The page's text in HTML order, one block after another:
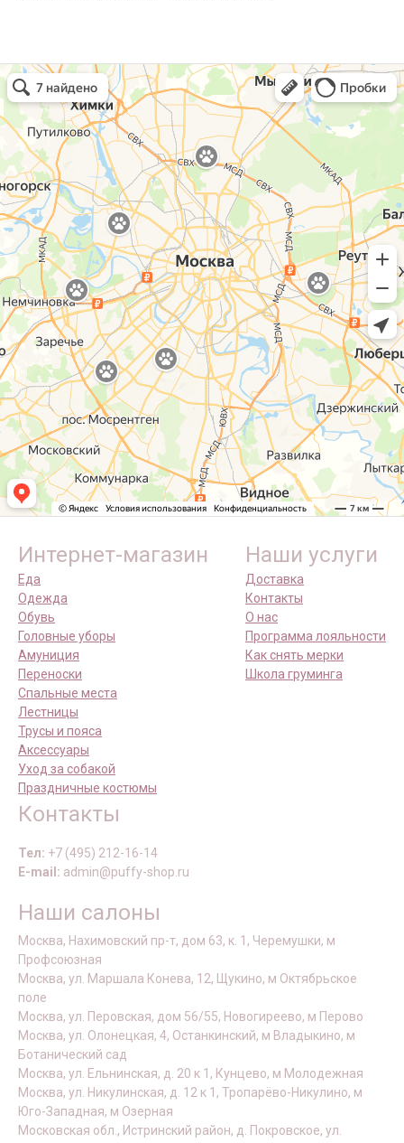
Интернет-магазин
Еда
Одежда
Обувь
Головные уборы
Амуниция
Переноски
Спальные места
Лестницы
Трусы и пояса
Аксессуары
Уход за собакой
Праздничные костюмы
Наши услуги
Доставка
Контакты
О нас
Программа лояльности
Как снять мерки
Школа груминга
Контакты
Тел: +7 (495) 212-16-14
E-mail: admin@puffy-shop.ru
Наши салоны
Москва, Нахимовский пр-т, дом 63, к. 1, Черемушки, м
Профсоюзная
Москва, ул. Маршала Конева, 12, Щукино, м Октябрьское
поле
Москва, ул. Перовская, дом 56/55, Новогиреево, м Перово
Москва, ул. Олонецкая, 4, Останкинский, м Владыкино, м
Ботанический сад
Москва, ул. Ельнинская, д. 20 к 1, Кунцево, м Молодежная
Москва, ул. Никулинская, д. 12 к 1, Тропарёво-Никулино, м
Юго-Западная, м Озерная
Московская обл., Истринский район, д. Покровское, ул.